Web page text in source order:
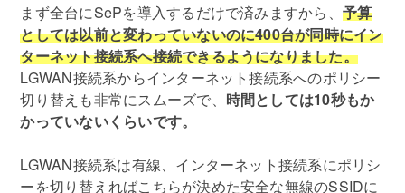
まず全台にSePを導入するだけで済みますから、 予算
としては以前と変わっていないのに400台が同時にイン
ターネット接続系へ接続できるようになりました。
LGWAN接続系からインターネット接続系へのポリシー
切り替えも非常にスムーズで、 時間としては10秒もか
かっていないくらいです。
LGWAN接続系は有線、インターネット接続系にポリシ
ーを切り替えればこちらが決めた安全な無線のSSIDに